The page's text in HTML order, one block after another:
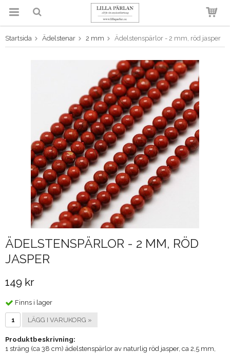
Produkten har blivit tillagd i
varukorgen
Startsida Ädelstenar 2 mm Ädelstenspärlor - 2 mm, röd jasper
ÄDELSTENSPÄRLOR - 2 MM, RÖD
JASPER
149 kr
Finns i lager
LÄGG I VARUKORG »
Produktbeskrivning:
1 sträng (ca 38 cm) ädelstenspärlor av naturlig röd jasper, ca 2,5 mm,